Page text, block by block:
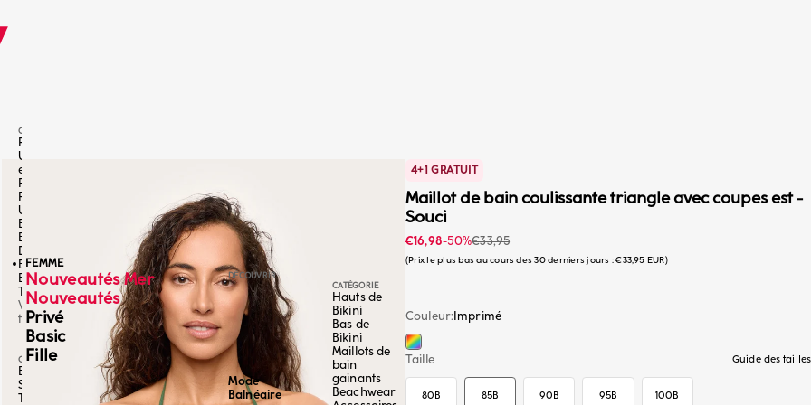
CATÉGORIE
Push
Up
et
Push
Push
Up
Balconnets
Bonnets
Différenciés
Bandeaux
Bralette
Triangles
Voir
tout
CATÉGORIE
Brésilien
Slips et
Tangas
FEMME
Nouveautés Mer
Nouveautés
Privé
Basic
Fille
DÉCOUVRIR
Mode
Balnéaire
CATÉGORIE
Hauts de
Bikini
Bas de
Bikini
Maillots de
bain
gainants
Beachwear
4+1 GRATUIT
Maillot de bain coulissante triangle avec coupes est -
Souci
Prix promotionnel
€16,98-50%Prix habituel
€33,95
Prix le plus bas au cours des 30 derniers jours :€33,95 EUR
Couleur Imprimé
Imprimé
Taille
85B Guide des tailles
80B 85B 90B 95B 100B